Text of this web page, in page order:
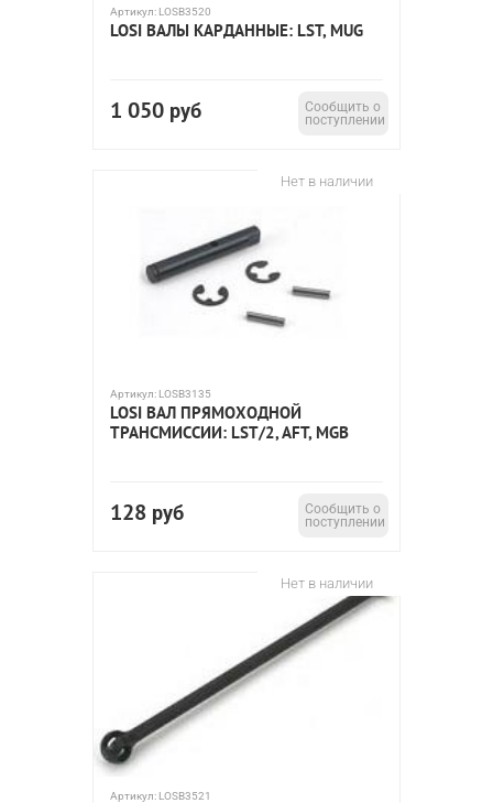
Артикул: LOSB3520
LOSI ВАЛЫ КАРДАННЫЕ: LST, MUG
1 050 руб
Сообщить о
поступлении
Нет в наличии
Артикул: LOSB3135
LOSI ВАЛ ПРЯМОХОДНОЙ
ТРАНСМИССИИ: LST/2, AFT, MGB
128 руб
Сообщить о
поступлении
Нет в наличии
Артикул: LOSB3521